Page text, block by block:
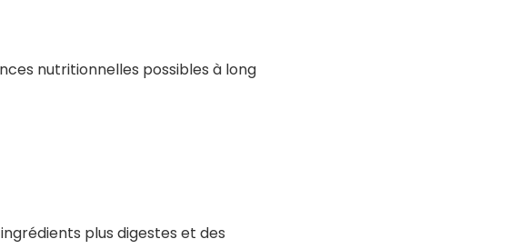
nutritionnelles possibles à long
plus digestes et des